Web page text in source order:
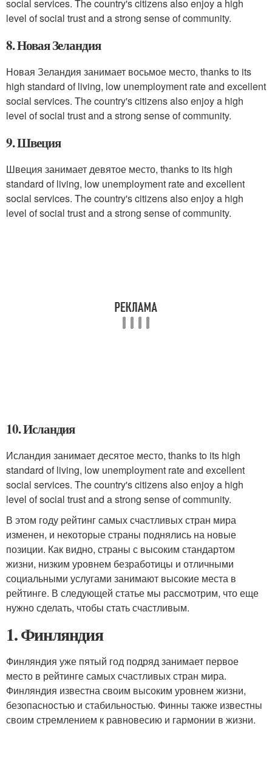
social services. The country's citizens also enjoy a high
level of social trust and a strong sense of community.
8. Новая Зеландия
Новая Зеландия занимает восьмое место, thanks to its
high standard of living, low unemployment rate and excellent
social services. The country's citizens also enjoy a high
level of social trust and a strong sense of community.
9. Швеция
Швеция занимает девятое место, thanks to its high
standard of living, low unemployment rate and excellent
social services. The country's citizens also enjoy a high
level of social trust and a strong sense of community.
10. Исландия
Исландия занимает десятое место, thanks to its high
standard of living, low unemployment rate and excellent
social services. The country's citizens also enjoy a high
level of social trust and a strong sense of community.
В этом году рейтинг самых счастливых стран мира
изменен, и некоторые страны поднялись на новые
позиции. Как видно, страны с высоким стандартом
жизни, низким уровнем безработицы и отличными
социальными услугами занимают высокие места в
рейтинге. В следующей статье мы рассмотрим, что еще
нужно сделать, чтобы стать счастливым.
1. Финляндия
Финляндия уже пятый год подряд занимает первое
место в рейтинге самых счастливых стран мира.
Финляндия известна своим высоким уровнем жизни,
безопасностью и стабильностью. Финны также известны
своим стремлением к равновесию и гармонии в жизни.